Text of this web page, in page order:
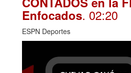
Enfocados. 02:20
ESPN Deportes